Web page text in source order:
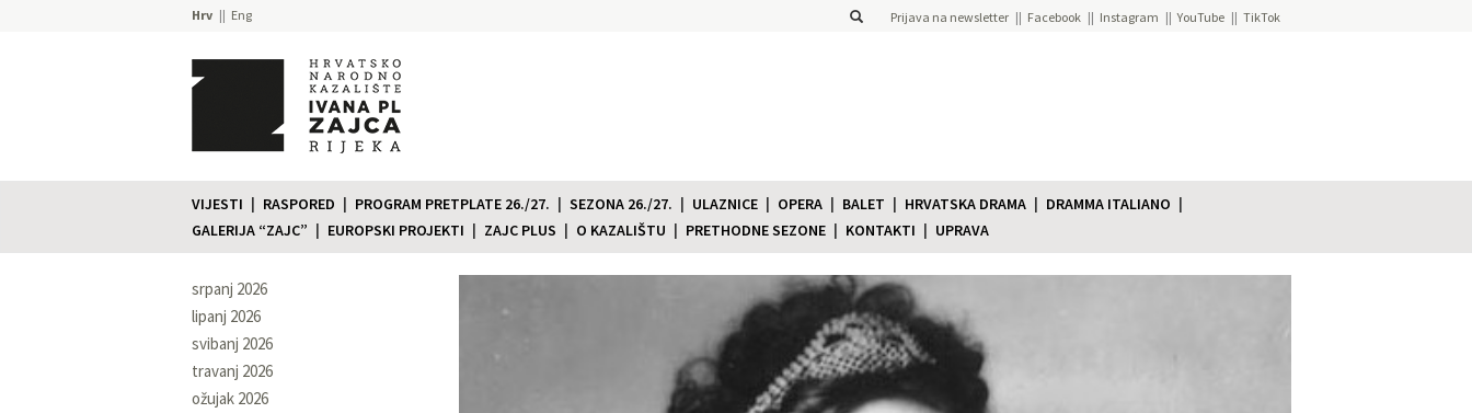
Hrv Eng Prijava na newsletter Facebook Instagram YouTube TikTok
VIJESTI RASPORED PROGRAM PRETPLATE 26./27. SEZONA 26./27. ULAZNICE OPERA BALET HRVATSKA DRAMA
DRAMMA ITALIANO
GALERIJA “ZAJC”
EUROPSKI PROJEKTI ZAJC PLUS O KAZALIŠTU PRETHODNE SEZONE KONTAKTI UPRAVA
srpanj 2026
lipanj 2026
svibanj 2026
travanj 2026
ožujak 2026